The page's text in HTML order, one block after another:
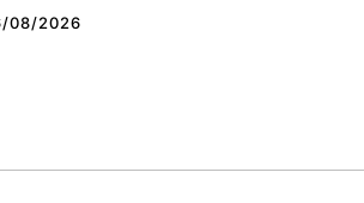
08/2026